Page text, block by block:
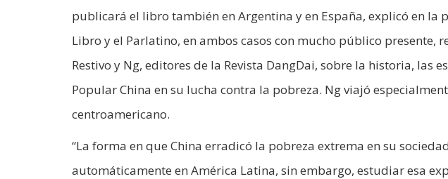
publicará el libro también en Argentina y en España, explicó en la
Libro y el Parlatino, en ambos casos con mucho público presente,
Restivo y Ng, editores de la Revista DangDai, sobre la historia, las
Popular China en su lucha contra la pobreza. Ng viajó
centroamericano.
“La forma en que China erradicó la pobreza extrema en su
automáticamente en América Latina, sin embargo, estudiar esa